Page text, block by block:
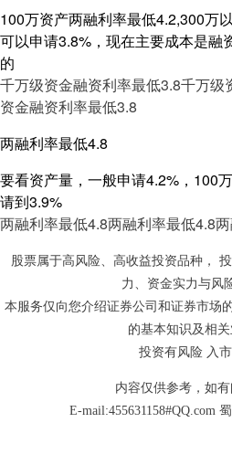
100万资产两融利率最低4.2,300万
可以申请3.8%，现在主要成本是融
的
千万级资金融资利率最低3.8千万级
资金融资利率最低3.8
两融利率最低4.8
要看资产量，一般申请4.2%，100
请到3.9%
两融利率最低4.8两融利率最低4.8
股票属于高风险、高收益投资品种，
力、资金实力与风
本服务仅向您介绍证券公司和证券市场
的基本知识及相
投资有风险 入
内容仅供参考，如
E-mail:455631158#QQ.com